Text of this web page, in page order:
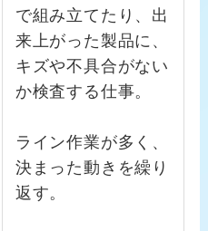
で組み立てたり、出
来上がった製品に、
キズや不具合がない
か検査する仕事。
ライン作業が多く、
決まった動きを繰り
返す。